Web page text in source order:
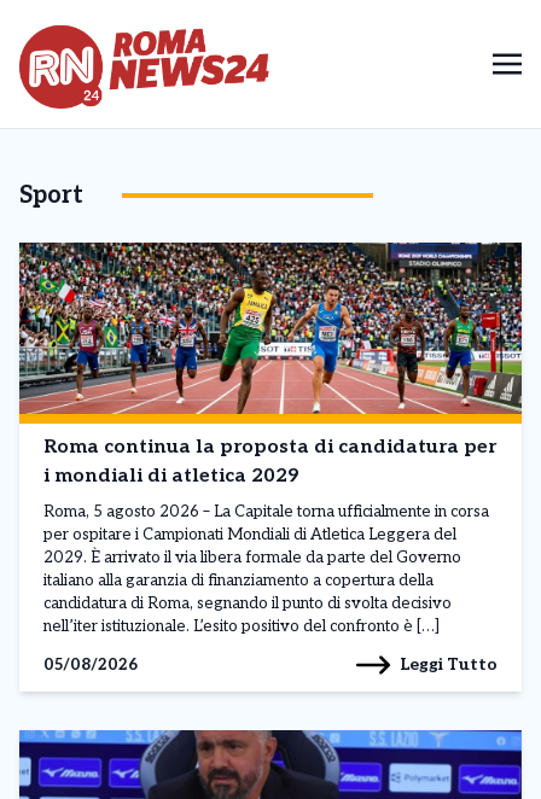
Sport
Roma continua la proposta di candidatura per
i mondiali di atletica 2029
Roma, 5 agosto 2026 – La Capitale torna ufficialmente in corsa
per ospitare i Campionati Mondiali di Atletica Leggera del
2029. È arrivato il via libera formale da parte del Governo
italiano alla garanzia di finanziamento a copertura della
candidatura di Roma, segnando il punto di svolta decisivo
nell’iter istituzionale. L’esito positivo del confronto è […]
05/08/2026
Leggi Tutto